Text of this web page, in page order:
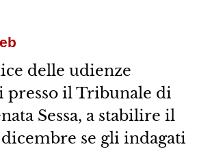
delle udienze
il Tribunale di
Sessa, a stabilire il
se gli indagati